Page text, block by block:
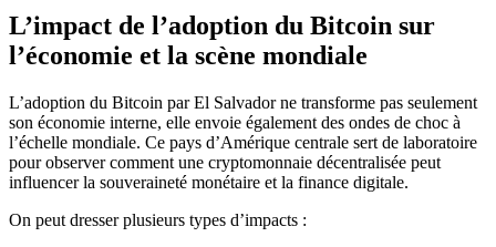
L’impact de l’adoption du Bitcoin sur
l’économie et la scène mondiale
L’adoption du Bitcoin par El Salvador ne transforme pas seulement
son économie interne, elle envoie également des ondes de choc à
l’échelle mondiale. Ce pays d’Amérique centrale sert de laboratoire
pour observer comment une cryptomonnaie décentralisée peut
influencer la souveraineté monétaire et la finance digitale.
On peut dresser plusieurs types d’impacts :